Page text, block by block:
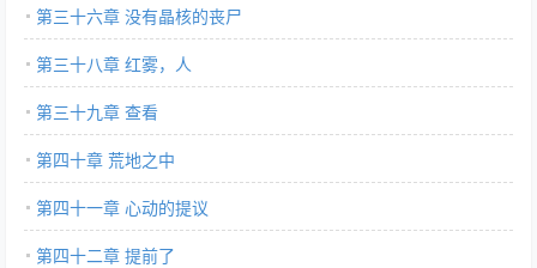
第三十六章 没有晶核的丧尸
第三十八章 红雾，人
第三十九章 查看
第四十章 荒地之中
第四十一章 心动的提议
第四十二章 提前了